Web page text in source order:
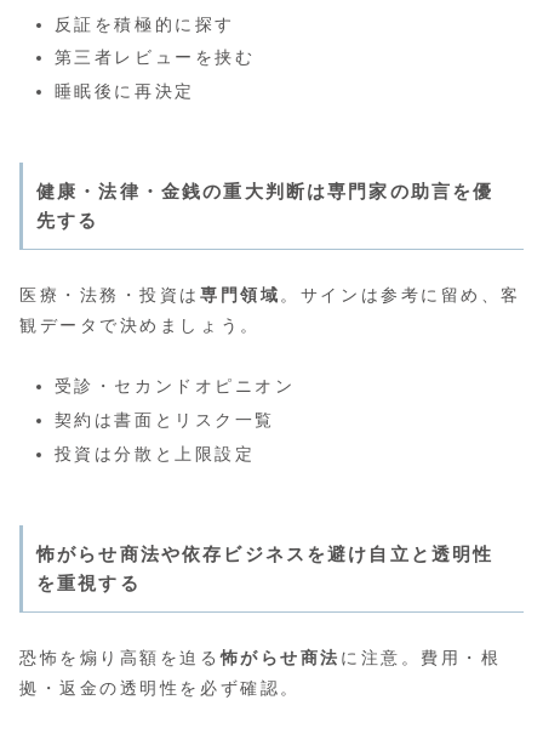
反証を積極的に探す
第三者レビューを挟む
睡眠後に再決定
健康・法律・金銭の重大判断は専門家の助言を優
先する
医療・法務・投資は専門領域。サインは参考に留め、客
観データで決めましょう。
受診・セカンドオピニオン
契約は書面とリスク一覧
投資は分散と上限設定
怖がらせ商法や依存ビジネスを避け自立と透明性
を重視する
恐怖を煽り高額を迫る怖がらせ商法 に注意。費用・根
拠・返金の透明性を必ず確認。